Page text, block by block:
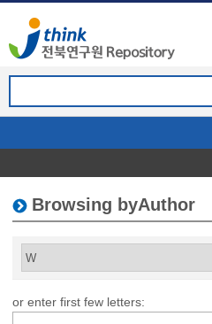
Browsing byAuthor
or enter first few letters: